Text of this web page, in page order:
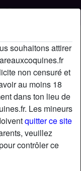
souhaitons attirer
non censuré et
au moins 18
dans ton lieu de
Les mineurs
quitter ce site
veuillez
contrôler ce